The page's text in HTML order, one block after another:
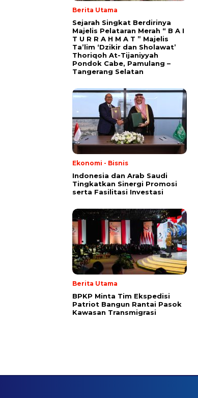
Berita Utama
Sejarah Singkat Berdirinya
Majelis Pelataran Merah “ B A I
T U R R A H M A T ” Majelis
Ta’lim ‘Dzikir dan Sholawat’
Thoriqoh At-Tijaniyyah
Pondok Cabe, Pamulang –
Tangerang Selatan
Ekonomi - Bisnis
Indonesia dan Arab Saudi
Tingkatkan Sinergi Promosi
serta Fasilitasi Investasi
Berita Utama
BPKP Minta Tim Ekspedisi
Patriot Bangun Rantai Pasok
Kawasan Transmigrasi